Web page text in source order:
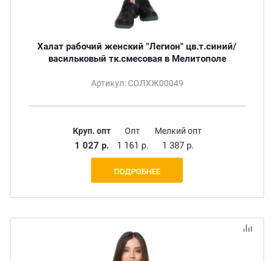
Халат рабочий женский "Легион" цв.т.синий/
васильковый тк.смесовая в Мелитополе
Артикул: СОЛХЖ00049
Круп. опт
1 027 р.
Опт
1 161 р.
Мелкий опт
1 387 р.
ПОДРОБНЕЕ